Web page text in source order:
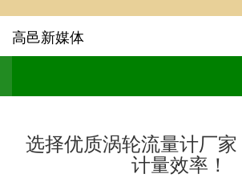
高邑新媒体
选择优质涡轮流量计厂
计量效率！